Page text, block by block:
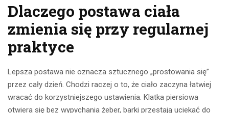
Dlaczego postawa ciała
zmienia się przy regularnej
praktyce
Lepsza postawa nie oznacza sztucznego „prostowania się”
przez cały dzień. Chodzi raczej o to, że ciało zaczyna łatwiej
wracać do korzystniejszego ustawienia. Klatka piersiowa
otwiera się bez wypychania żeber, barki przestają uciekać do